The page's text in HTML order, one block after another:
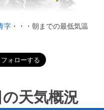
字 ・・・朝までの最低気温
天気概況